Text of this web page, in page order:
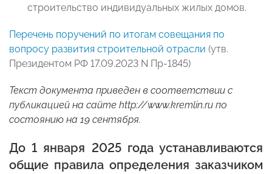
строительство индивидуальных жилых домов.
Перечень поручений по итогам совещания по
вопросу развития строительной отрасли (утв.
Президентом РФ 17.09.2023 N Пр-1845)
Текст документа приведен в соответствии с
публикацией на сайте http://www.kremlin.ru по
состоянию на 19 сентября.
До 1 января 2025 года устанавливаются
общие правила определения заказчиком